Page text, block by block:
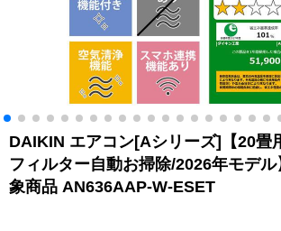
DAIKIN エアコン[Aシリーズ]【20畳
フィルター自動お掃除/2026年モデ
象商品 AN636AAP-W-ESET